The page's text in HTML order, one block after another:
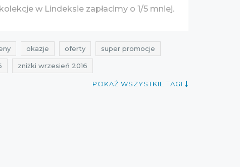
w Lindeksie zapłacimy o 1/5 mniej.
okazje oferty super promocje
zniżki wrzesień 2016
POKAŻ WSZYSTKIE TAGI